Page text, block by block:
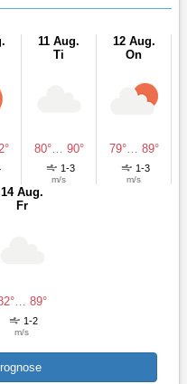
11 Aug.
Ti
80°… 90°
1-3
m/s
12 Aug.
On
79°… 89°
1-3
m/s
14 Aug.
Fr
… 89°
1-2
m/s